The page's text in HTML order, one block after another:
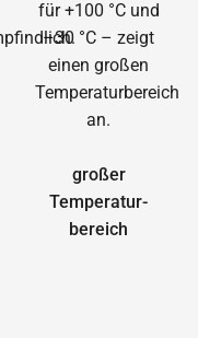
großer
Temperatur­
bereich